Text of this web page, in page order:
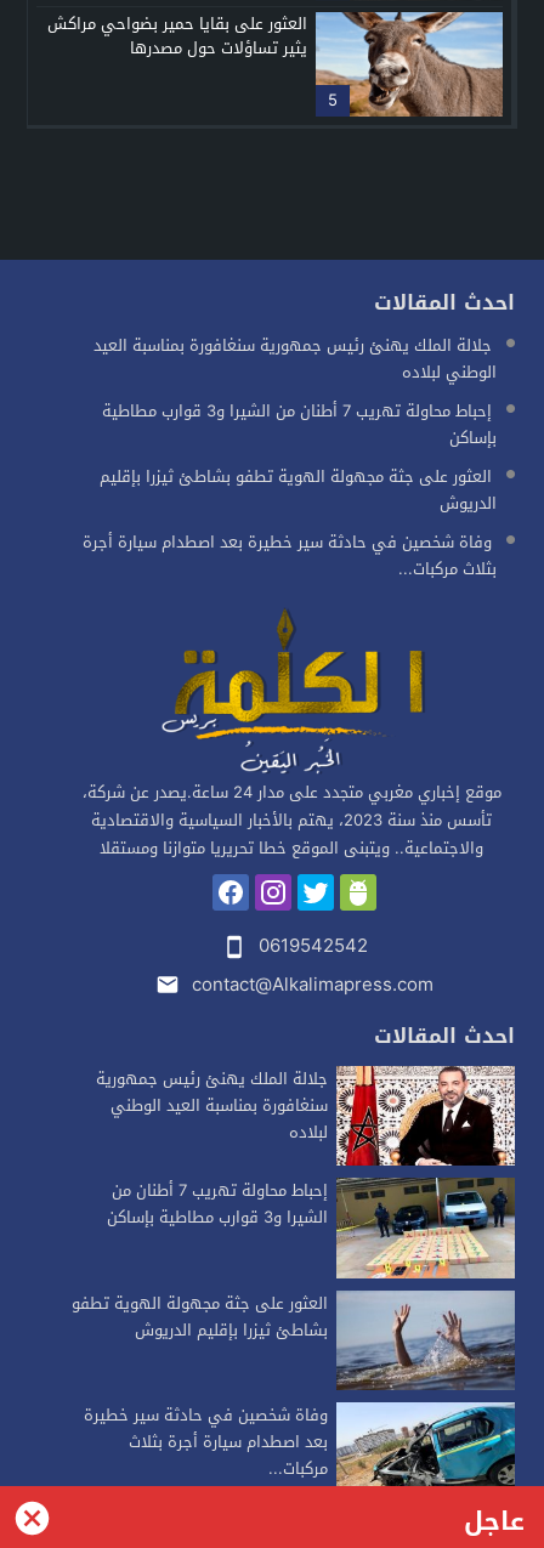
5
العثور على بقايا حمير بضواحي مراكش
يثير تساؤلات حول مصدرها
احدث المقالات
جلالة الملك يهنئ رئيس جمهورية سنغافورة بمناسبة العيد
الوطني لبلاده
إحباط محاولة تهريب 7 أطنان من الشيرا و3 قوارب مطاطية
بإساكن
العثور على جثة مجهولة الهوية تطفو بشاطئ ثيزرا بإقليم
الدريوش
وفاة شخصين في حادثة سير خطيرة بعد اصطدام سيارة أجرة
بثلاث مركبات...
موقع إخباري مغربي متجدد على مدار 24 ساعة.يصدر عن شركة،
تأسس منذ سنة 2023، يهتم بالأخبار السياسية والاقتصادية
والاجتماعية.. ويتبنى الموقع خطا تحريريا متوازنا ومستقلا
0619542542
contact@Alkalimapress.com
احدث المقالات
جلالة الملك يهنئ رئيس جمهورية
سنغافورة بمناسبة العيد الوطني
لبلاده
إحباط محاولة تهريب 7 أطنان من
الشيرا و3 قوارب مطاطية بإساكن
العثور على جثة مجهولة الهوية تطفو
بشاطئ ثيزرا بإقليم الدريوش
وفاة شخصين في حادثة سير خطيرة
بعد اصطدام سيارة أجرة بثلاث
مركبات...
عاجل